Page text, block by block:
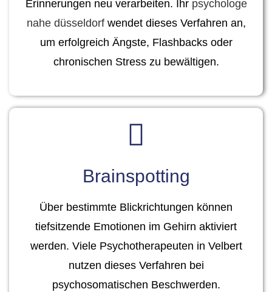
Erinnerungen neu verarbeiten. Ihr psychologe
nahe düsseldorfwendet dieses Verfahren an,
um erfolgreich Ängste, Flashbacks oder
chronischen Stress zu bewältigen.
Brainspotting
Über bestimmte Blickrichtungen können
tiefsitzende Emotionen im Gehirn aktiviert
werden. Viele Psychotherapeuten in Velbert
nutzen dieses Verfahren bei
psychosomatischen Beschwerden.